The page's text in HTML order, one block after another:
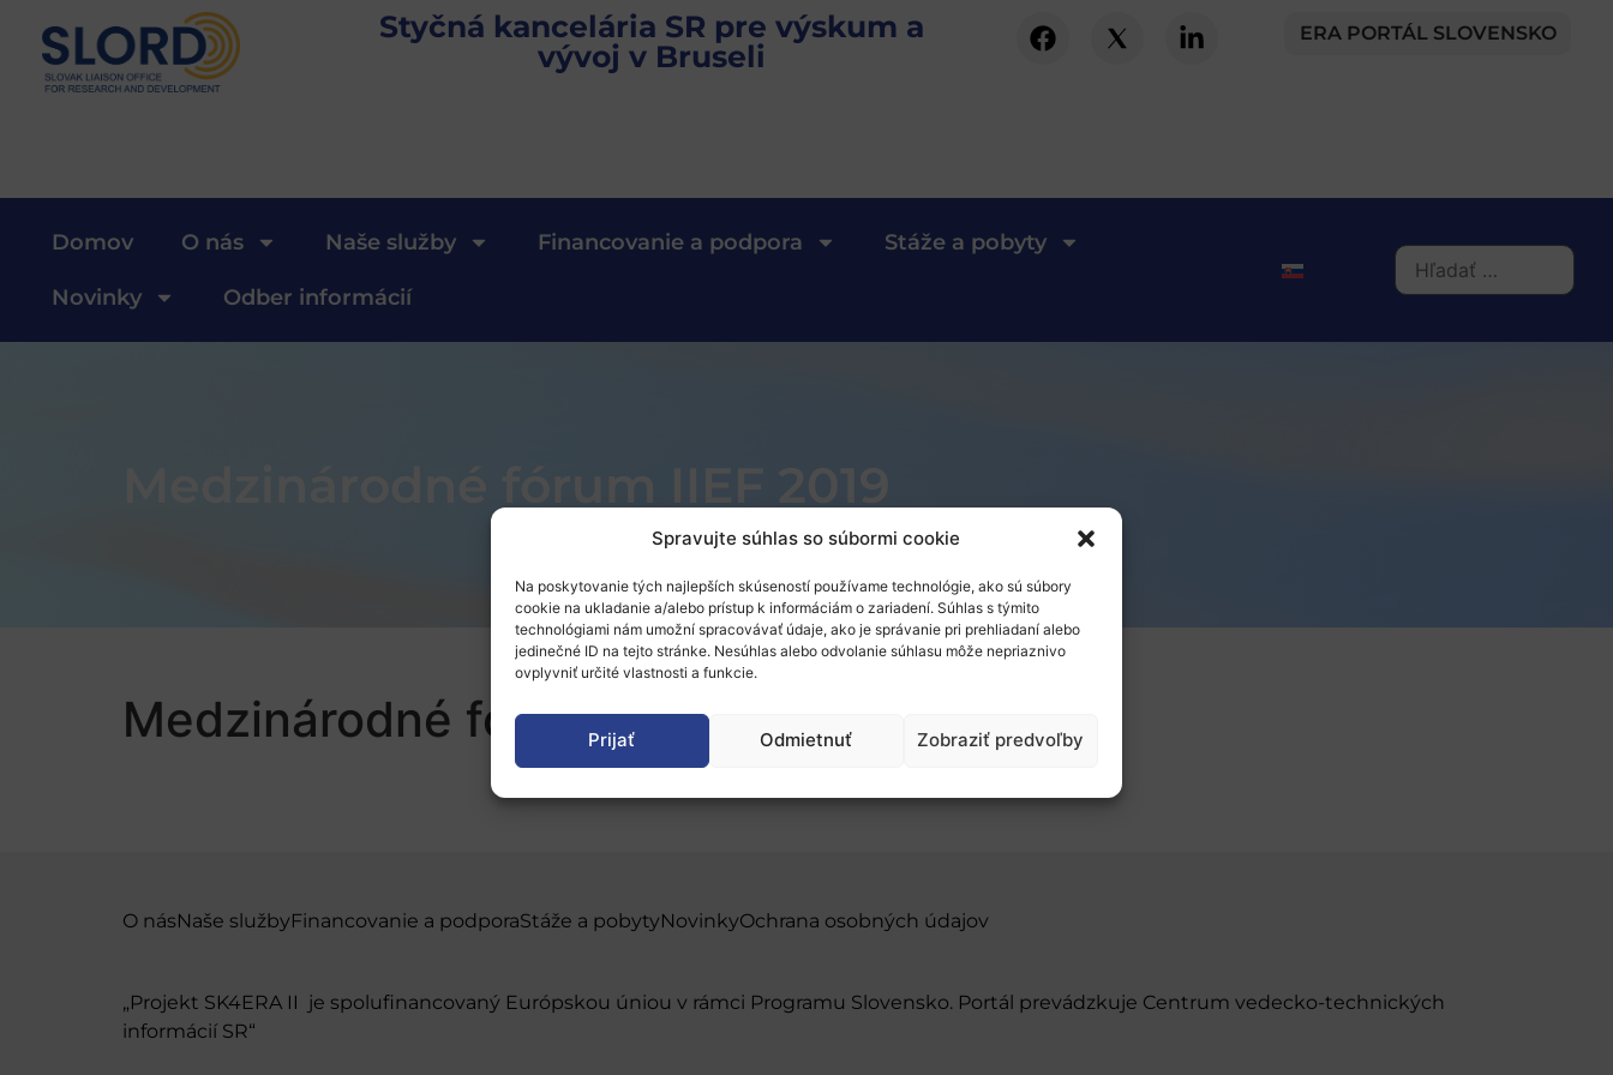
Spravujte súhlas so súbormi cookie
Na poskytovanie tých najlepších skúseností používame technológie, ako sú súbory
cookie na ukladanie a/alebo prístup k informáciám o zariadení. Súhlas s týmito
technológiami nám umožní spracovávať údaje, ako je správanie pri prehliadaní alebo
jedinečné ID na tejto stránke. Nesúhlas alebo odvolanie súhlasu môže nepriaznivo
ovplyvniť určité vlastnosti a funkcie.
Prijať Odmietnuť Zobraziť predvoľby
Styčná kancelária SR pre výskum a
vývoj v Bruseli
ERA PORTÁL SLOVENSKO
Domov O nás Naše služby Financovanie a podpora Stáže a pobyty
Novinky Odber informácií
Medzinárodné fórum IIEF 2019
Medzinárodné fórum IIEF 2019
O násNaše službyFinancovanie a podporaStáže a pobytyNovinkyOchrana osobných údajov
„Projekt SK4ERA II je spolufinancovaný Európskou úniou v rámci Programu Slovensko. Portál prevádzkuje Centrum vedecko-technických
informácií SR“